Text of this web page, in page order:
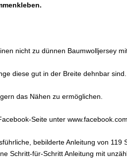
nicht zu dünnen Baumwolljersey
diese gut in der Breite dehnbar
das Nähen zu ermöglichen.
Seite unter
bebilderte Anleitung von 119
Schritt-für-Schritt Anleitung mit